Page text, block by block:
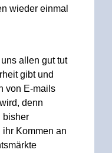
wieder einmal
allen gut tut
gibt und
von E-mails
denn
bisher
Kommen an